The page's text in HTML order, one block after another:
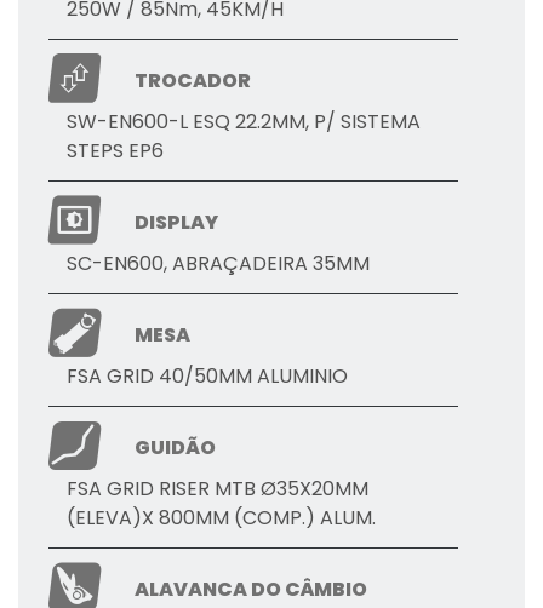
250W / 85Nm, 45KM/H
TROCADOR
SW-EN600-L ESQ 22.2MM, P/ SISTEMA
STEPS EP6
DISPLAY
SC-EN600, ABRAÇADEIRA 35MM
MESA
FSA GRID 40/50MM ALUMINIO
GUIDÃO
FSA GRID RISER MTB Ø35X20MM
(ELEVA)X 800MM (COMP.) ALUM.
ALAVANCA DO CÂMBIO